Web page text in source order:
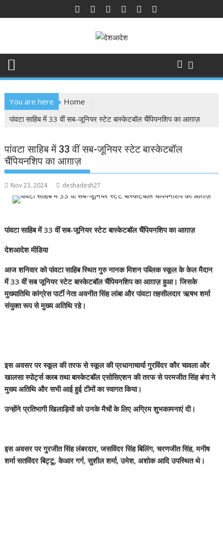
to
You are here
Home
पांवटा साहिब में 33 वीं सब-जूनियर स्टेट बास्केटबॉल चैंपियनशिप का आग़ाज़
पांवटा साहिब में 33 वीं सब-जूनियर स्टेट बास्केटबॉल
चैंपियनशिप का आग़ाज़
Nov 23, 2024 deshadesh27
पांवटा साहिब में 33 वीं सब-जूनियर स्टेट बास्केटबॉल चैंपियनशिप का आग़ाज़
देशआदेश मीडिया
आज शनिवार को पांवटा साहिब स्थित गुरु नानक मिशन पब्लिक स्कूल के केल मैदान
में 33 वीं सब जूनियर स्टेट बास्केटबॉल चैंपियनशिप का आग़ाज़ हुआ। जिसके
मुख्यातिथि कांग्रेस पार्टी नेता अवनीत सिंह लांबा और पांवटा तहसीलदार ऋषभ शर्मा
संयुक्त रूप से मुख्य अतिथि रहे।
इस अवसर पर स्कूल की तरफ से स्कूल की प्रधानाचार्या गुरविंदर कौर चावला और
खालसा स्पोर्ट्स क्लब तथा बास्केटबॉल एसोसिएशन की तरफ से परमजीत सिंह बंगा ने
मुख्य अतिथि और सभी आई हुई टीमों का स्वागत किया।
उन्होंने प्रतिभागी खिलाड़ियों को उनके मैचों के लिए अग्रिम शुभकामनाएं दी।
इस अवसर पर गुरजीत सिंह लंबरदार, जसविंदर सिंह बिलिंग, चरणजीत सिंह, मनीष
शर्मा सतविंदर बिट्टू, केआर गर्ग, सुशील शर्मा, उमेश, अशोक आदि उपस्थित थे।